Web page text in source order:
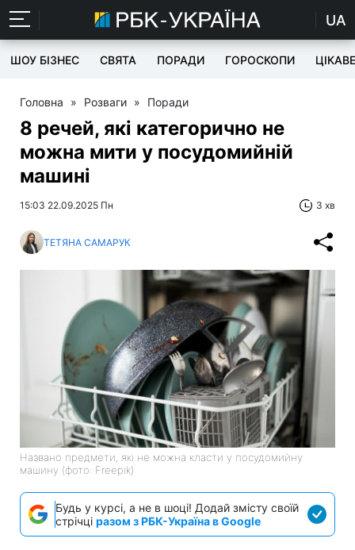
UA
ШОУ БІЗНЕС СВЯТА ПОРАДИ ГОРОСКОПИ ЦІКАВЕ
Головна » Розваги » Поради
8 речей, які категорично не
можна мити у посудомийній
машині
15:03 22.09.2025 Пн 3 хв
ТЕТЯНА САМАРУК
Названо предмети, які не можна класти у посудомийну
машину (фото: Freepik)
Будь у курсі, а не в шоці! Додай змісту своїй
стрічці разом з РБК-Україна в Google